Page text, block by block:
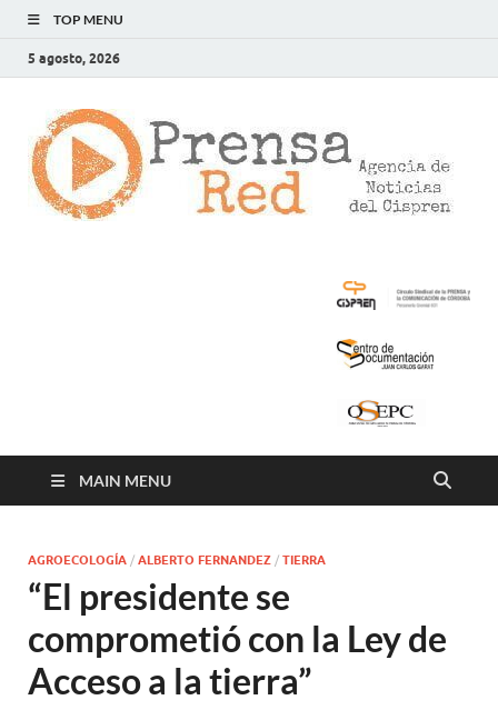
TOP MENU
5 agosto, 2026
MAIN MENU
AGROECOLOGÍA / ALBERTO FERNANDEZ / TIERRA
“El presidente se
comprometió con la Ley de
Acceso a la tierra”